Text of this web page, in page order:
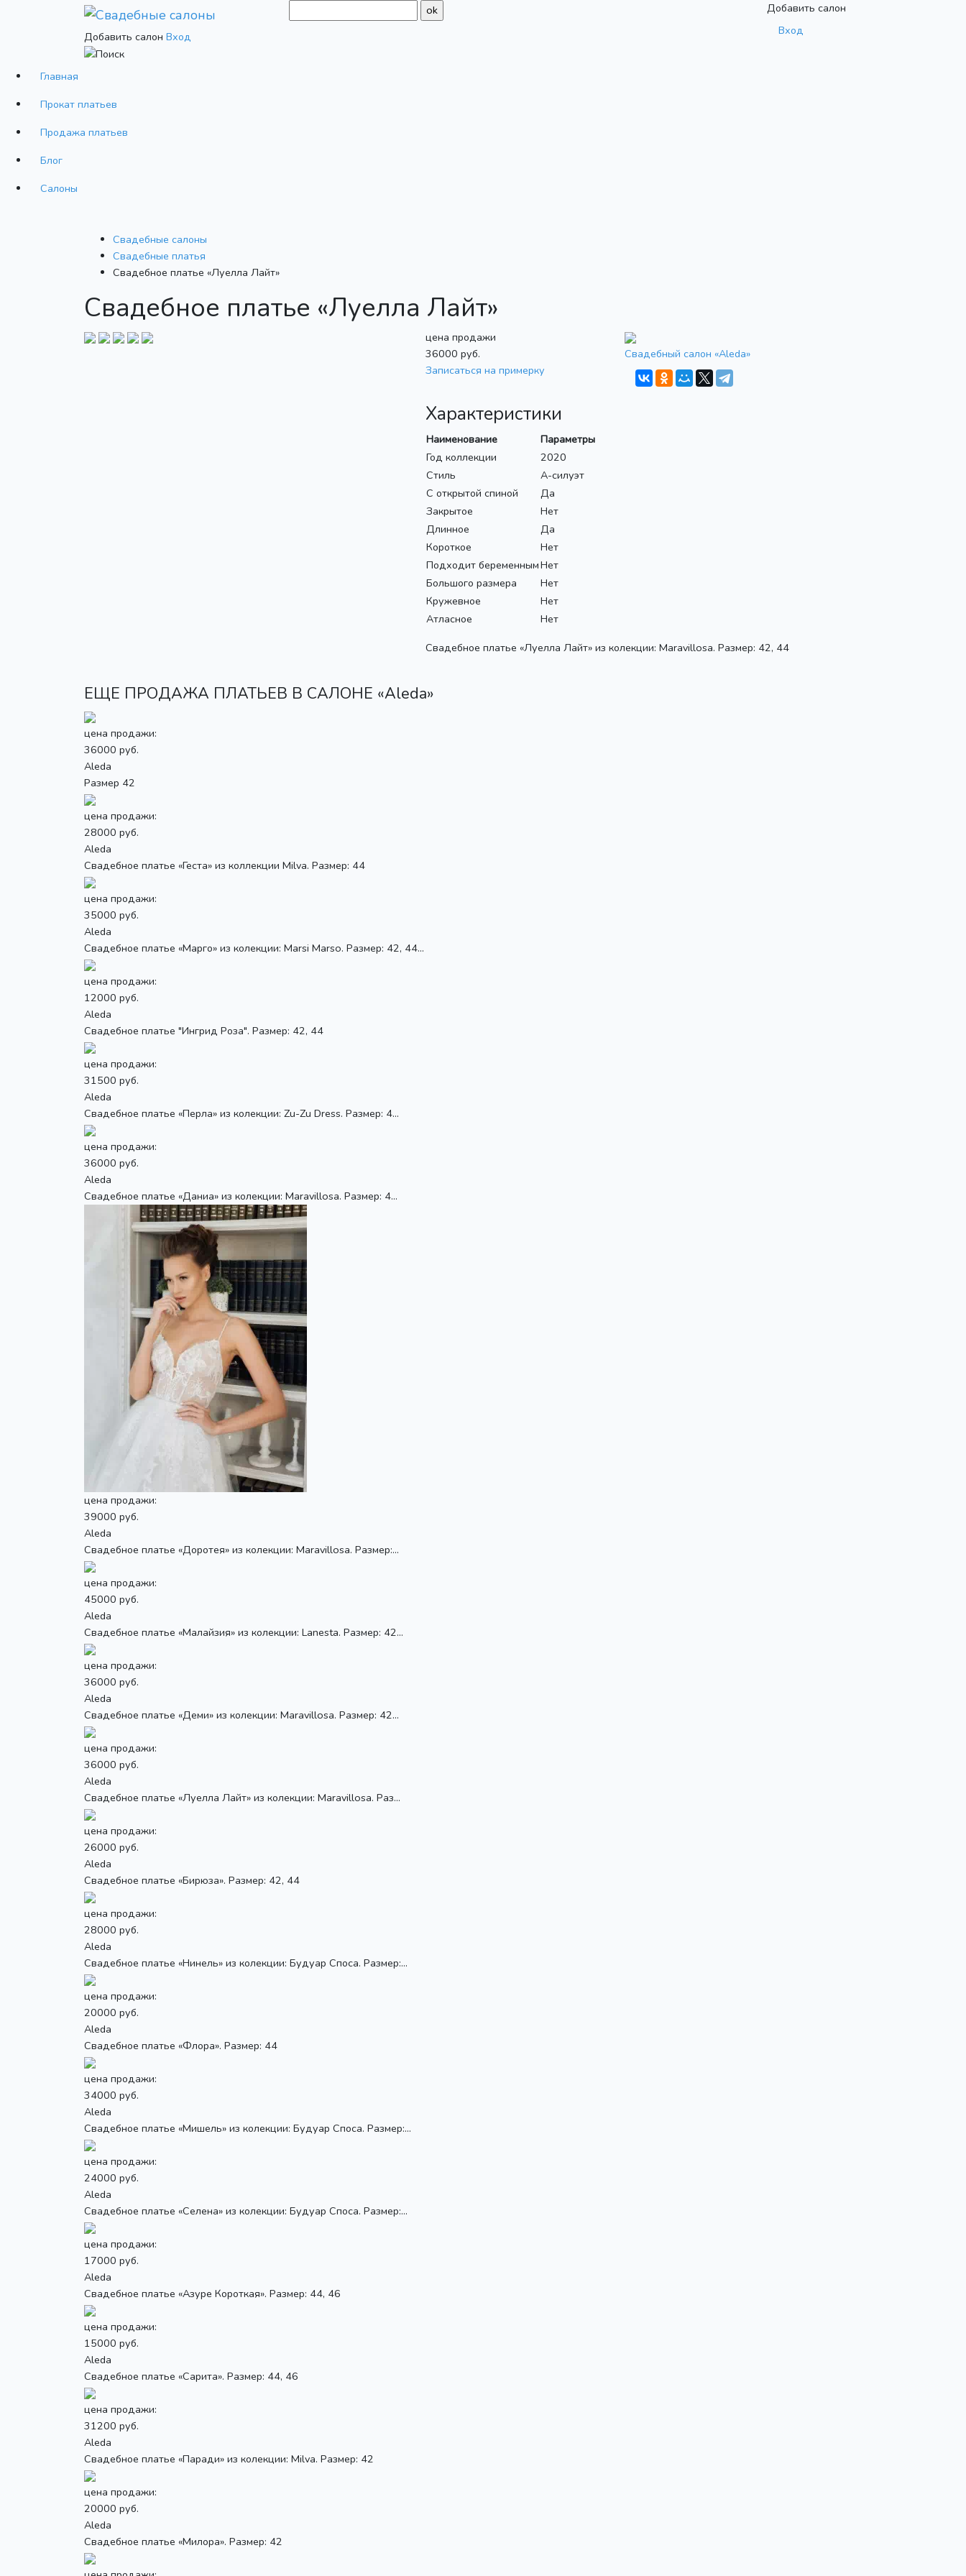
Добавить салон Вход
Добавить салон
Вход
Главная
Прокат платьев
Продажа платьев
Блог
Салоны
Свадебные салоны
Cвадебные платья
Свадебное платье «Луелла Лайт»
Свадебное платье «Луелла Лайт»
цена продажи
36000 руб.
Записаться на примерку
Свадебный салон «Aleda»
Характеристики
Наименование
Параметры
Год коллекции
2020
Стиль
А-силуэт
С открытой спиной
Да
Закрытое
Нет
Длинное
Да
Короткое
Нет
Подходит беременнымНет
Большого размера
Нет
Кружевное
Нет
Атласное
Нет
Свадебное платье «Луелла Лайт» из колекции: Maravillosa. Размер: 42, 44
ЕЩЕ ПРОДАЖА ПЛАТЬЕВ В САЛОНЕ «Aleda»
цена продажи:
36000 руб.
Aleda
Размер 42
цена продажи:
28000 руб.
Aleda
Свадебное платье «Геста» из коллекции Milva. Размер: 44
цена продажи:
35000 руб.
Aleda
Свадебное платье «Марго» из колекции: Marsi Marso. Размер: 42, 44...
цена продажи:
12000 руб.
Aleda
Свадебное платье "Ингрид Роза". Размер: 42, 44
цена продажи:
31500 руб.
Aleda
Свадебное платье «Перла» из колекции: Zu-Zu Dress. Размер: 4...
цена продажи:
36000 руб.
Aleda
Свадебное платье «Даниа» из колекции: Maravillosa. Размер: 4...
цена продажи:
39000 руб.
Aleda
Свадебное платье «Доротея» из колекции: Maravillosa. Размер:...
цена продажи:
45000 руб.
Aleda
Свадебное платье «Малайзия» из колекции: Lanesta. Размер: 42...
цена продажи:
36000 руб.
Aleda
Свадебное платье «Деми» из колекции: Maravillosa. Размер: 42...
цена продажи:
36000 руб.
Aleda
Свадебное платье «Луелла Лайт» из колекции: Maravillosa. Раз...
цена продажи:
26000 руб.
Aleda
Свадебное платье «Бирюза». Размер: 42, 44
цена продажи:
28000 руб.
Aleda
Свадебное платье «Нинель» из колекции: Будуар Споса. Размер:...
цена продажи:
20000 руб.
Aleda
Свадебное платье «Флора». Размер: 44
цена продажи:
34000 руб.
Aleda
Свадебное платье «Мишель» из колекции: Будуар Споса. Размер:...
цена продажи:
24000 руб.
Aleda
Свадебное платье «Селена» из колекции: Будуар Споса. Размер:...
цена продажи:
17000 руб.
Aleda
Свадебное платье «Азуре Короткая». Размер: 44, 46
цена продажи:
15000 руб.
Aleda
Свадебное платье «Сарита». Размер: 44, 46
цена продажи:
31200 руб.
Aleda
Свадебное платье «Паради» из колекции: Milva. Размер: 42
цена продажи:
20000 руб.
Aleda
Свадебное платье «Милора». Размер: 42